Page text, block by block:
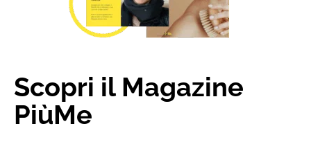
Polline
eEstratto di semi di Zucca
Dati gli innumerevoli benefici di queste
Scopri il Magazine
PiùMe